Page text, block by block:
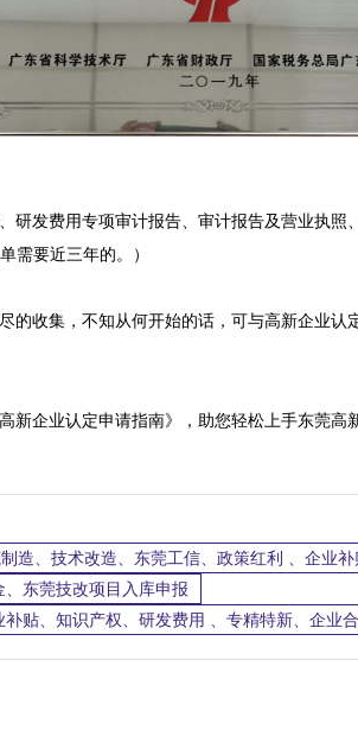
研发费用专项审计报告、审计报告及营业执
需要近三年的。）
的收集，不知从何开始的话，可与高新企业
新企业认定申请指南》，助您轻松上手东莞高
造、技术改造、东莞工信、政策红利 、企业
东莞技改项目入库申报
贴、知识产权、研发费用 、专精特新、企业